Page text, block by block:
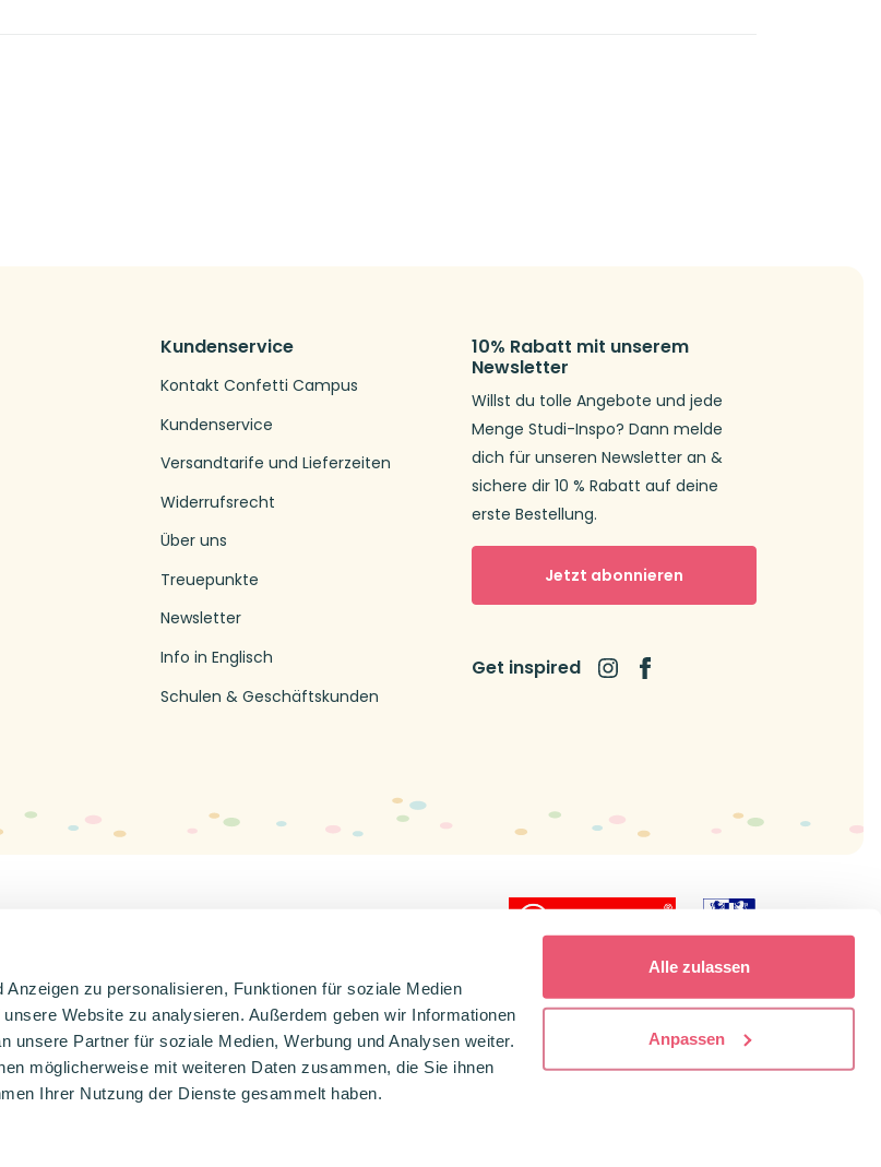
zu personalisieren, Funktionen für soziale Medien
Website zu analysieren. Außerdem geben wir Informationen
unsere Partner für soziale Medien, Werbung und Analysen weiter.
möglicherweise mit weiteren Daten zusammen, die Sie ihnen
Ihrer Nutzung der Dienste gesammelt haben.
Alle zulassen
Anpassen
Kundenservice
Kontakt Confetti Campus
Kundenservice
Versandtarife und Lieferzeiten
Widerrufsrecht
Über uns
Treuepunkte
Newsletter
Info in Englisch
Schulen & Geschäftskunden
10% Rabatt mit unserem
Newsletter
Willst du tolle Angebote und jede
Menge Studi-Inspo? Dann melde
dich für unseren Newsletter an &
sichere dir 10 % Rabatt auf deine
erste Bestellung.
Jetzt abonnieren
Get inspired